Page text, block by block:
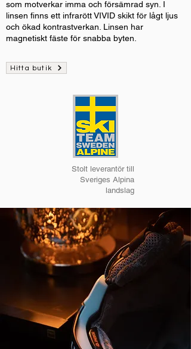
som motverkar imma och försämrad syn. I
linsen finns ett infrarött VIVID skikt för lågt ljus
och ökad kontrastverkan. Linsen har
magnetiskt fäste för snabba byten.
Hitta butik
Stolt leverantör till
Sveriges Alpina
landslag